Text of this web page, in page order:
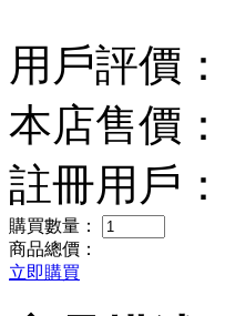
用戶評價：
本店售價：
註冊用戶：
購買數量：
商品總價：
立即購買